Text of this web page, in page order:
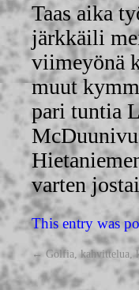
Taas aika
järkkäili
viimeyönä
muut
pari tuntia
varten
This entry was
← Golfia, kahvittelua,